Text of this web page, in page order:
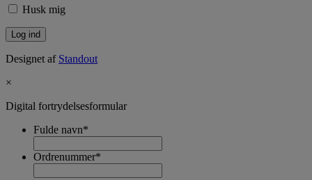
Husk mig
Designet af Standout
×
Digital fortrydelsesformular
Fulde navn*
Ordrenummer*